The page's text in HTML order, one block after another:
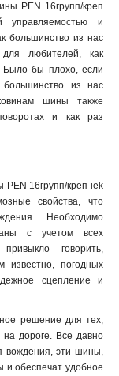
PEN 16групп/креп
управляемостью и
большинство из нас
любителей, как
Было бы плохо, если
из нас
шины также
и как раз
PEN 16групп/креп iek
свойства, что
Необходимо
с учетом всех
говорить,
известно, погодных
сцепление и
решение для тех,
на дороге. Все давно
вождения, эти шины,
и обеспечат удобное